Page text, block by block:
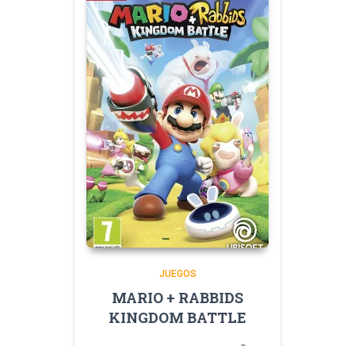
JUEGOS
MARIO + RABBIDS
KINGDOM BATTLE